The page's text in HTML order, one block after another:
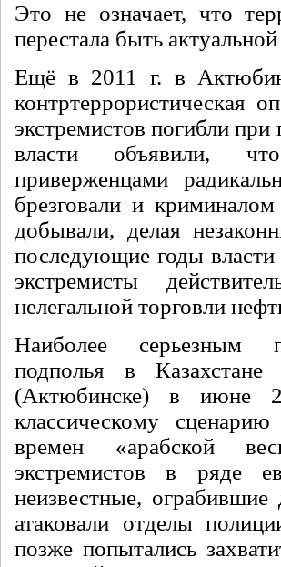
Это не означает, что
перестала быть
Ещё в 2011 г. в
контртеррористическая
экстремистов погибли при
власти объявили,
приверженцами
брезговали и
добывали, делая
последующие годы
экстремисты
нелегальной торговли
Наиболее серьезным
подполья в
(Актюбинске) в июне
классическому
времен «арабской
экстремистов в ряде
неизвестные,
атаковали отделы
позже попытались